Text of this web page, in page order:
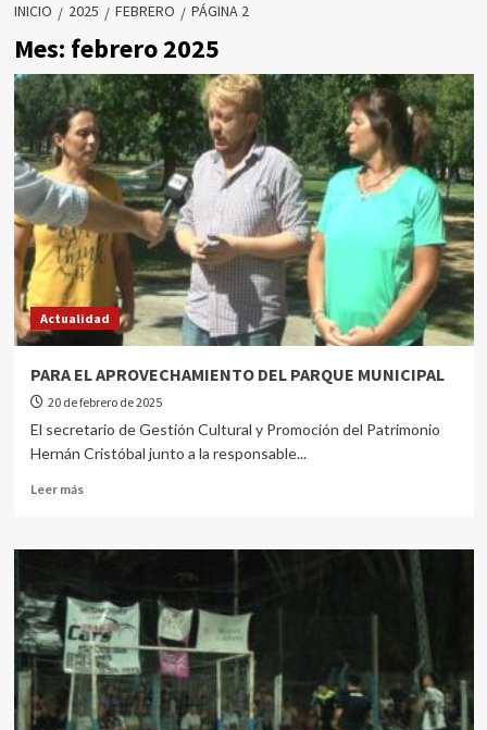
INICIO 2025 FEBRERO PÁGINA 2
Mes: febrero 2025
Actualidad
PARA EL APROVECHAMIENTO DEL PARQUE MUNICIPAL
20 de febrero de 2025
El secretario de Gestión Cultural y Promoción del Patrimonio
Hernán Cristóbal junto a la responsable...
Leer más